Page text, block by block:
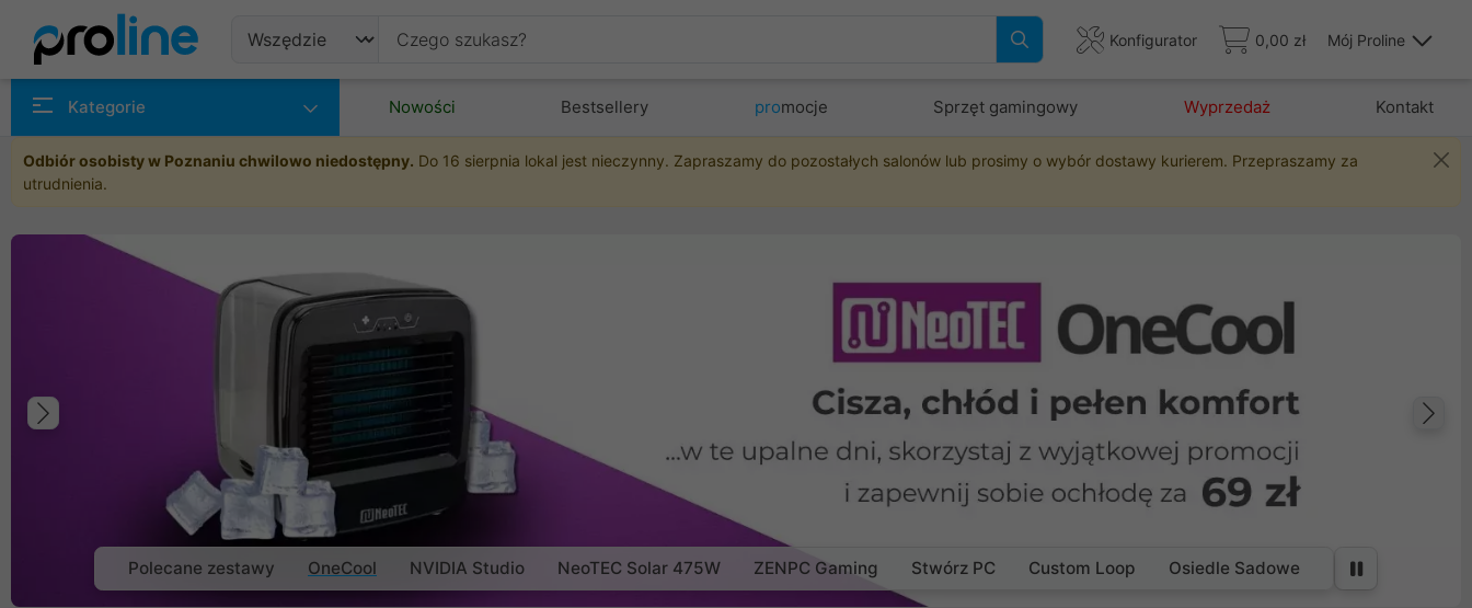
Konfigurator 0,00 zł Mój Proline
Kategorie Nowości Bestsellery promocje Sprzęt gamingowy Wyprzedaż Kontakt
Odbiór osobisty w Poznaniu chwilowo niedostępny. Do 16 sierpnia lokal jest nieczynny. Zapraszamy do pozostałych salonów lub prosimy o wybór dostawy kurierem. Przepraszamy za
utrudnienia.
Poprzedni
Polecane zestawy OneCool NVIDIA Studio NeoTEC Solar 475W ZENPC Gaming Stwórz PC Custom Loop Osiedle Sadowe